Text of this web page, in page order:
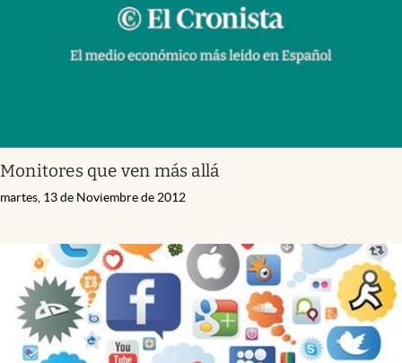
Monitores que ven más allá
martes, 13 de Noviembre de 2012